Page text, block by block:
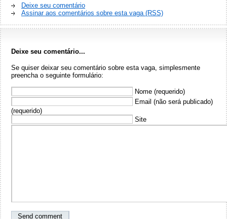
Deixe seu comentário
Assinar aos comentários sobre esta vaga (RSS)
Deixe seu comentário...
Se quiser deixar seu comentário sobre esta vaga, simplesmente
preencha o seguinte formulário:
Nome (requerido)
Email (não será publicado)
(requerido)
Site